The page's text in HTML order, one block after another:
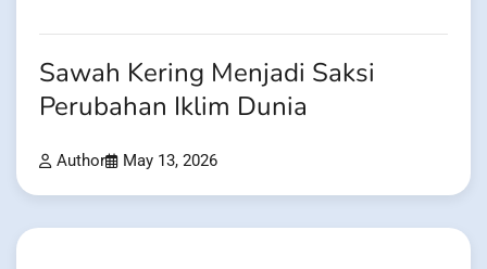
Sawah Kering Menjadi Saksi
Perubahan Iklim Dunia
Author May 13, 2026